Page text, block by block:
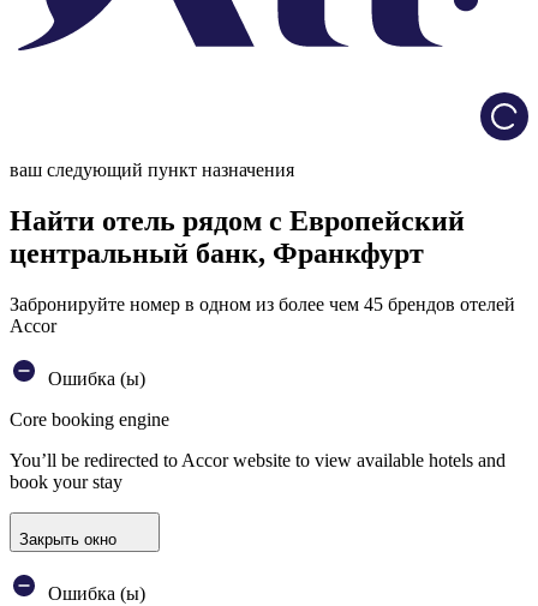
ваш следующий пункт назначения
Найти отель рядом с Европейский
центральный банк, Франкфурт
Забронируйте номер в одном из более чем 45 брендов отелей
Accor
Ошибка (ы)
Core booking engine
You’ll be redirected to Accor website to view available hotels and
book your stay
Закрыть окно
Ошибка (ы)